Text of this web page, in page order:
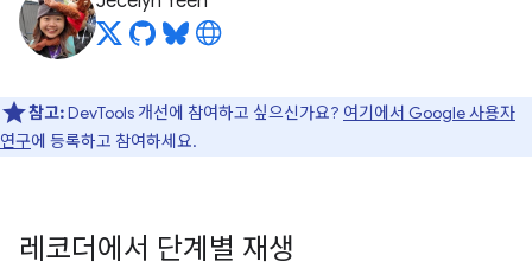
참고:DevTools 개선에 참여하고 싶으신가요? 여기에서 Google 사용자
연구에 등록하고 참여하세요.
레코더에서 단계별 재생